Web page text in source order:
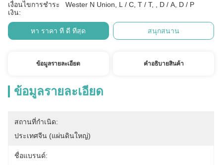
เงื่อนไขการชำระ
เงิน:
Wester N Union, L / C, T / T, , D / A, D / P
หา ราคา ที่ ดี ที่สุด สนุกสนาน
ข้อมูลรายละเอียด คําอธิบายสินค้า
ข้อมูลรายละเอียด
สถานที่กำเนิด:
ประเทศจีน (แผ่นดินใหญ่)
ชื่อแบรนด์: